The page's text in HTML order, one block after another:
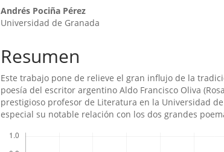
Contenido
principal
del
artículo
Andrés Pociña Pérez
Universidad de Granada
Resumen
Este trabajo pone de relieve el gran influjo de la
poesí­a del escritor argentino Aldo Francisco Oliva
prestigioso profesor de Literatura en la Universidad
especial su notable relación con los dos grandes